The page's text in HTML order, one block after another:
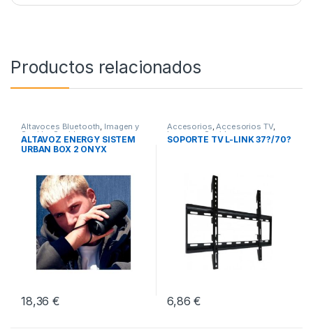
Productos relacionados
Altavoces Bluetooth, Imagen y
Sonido,Sonido
ALTAVOZ ENERGY SISTEM
URBAN BOX 2 ONYX
18,36€
Accesorios,Accesorios TV,
Imagen y Sonido
SOPORTE TV L-LINK 37?/70?
6,86€